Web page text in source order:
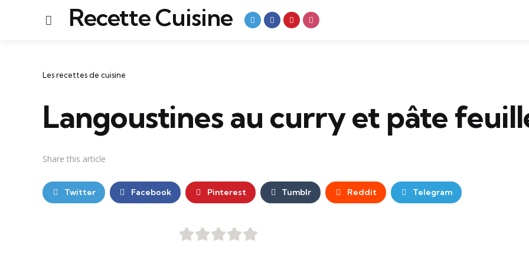
Menu
Recette Cuisine
Catégories
Les recettes de cuisine
Langoustines au curry et pâte
Share this article
Twitter Facebook Pinterest Tumblr Reddit Telegram